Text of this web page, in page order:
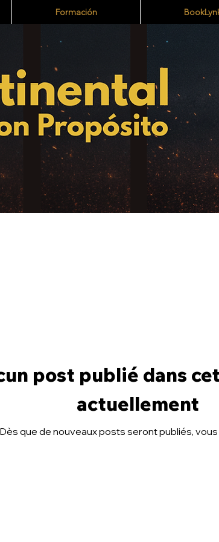
Formación
post publié dans
actuellement
Dès que de nouveaux posts seront publiés, vous